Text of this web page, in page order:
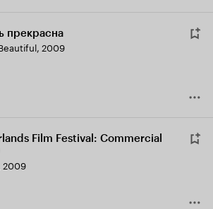
прекрасна
, 2009
Film Festival: Commercial
2009